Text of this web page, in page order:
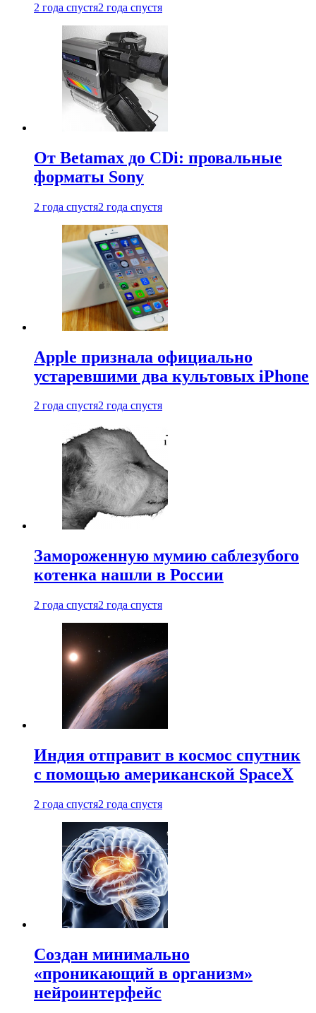
2 года спустя2 года спустя
От Betamax до CDi: провальные
форматы Sony
2 года спустя2 года спустя
Apple признала официально
устаревшими два культовых iPhone
2 года спустя2 года спустя
Замороженную мумию саблезубого
котенка нашли в России
2 года спустя2 года спустя
Индия отправит в космос спутник
с помощью американской SpaceX
2 года спустя2 года спустя
Создан минимально
«проникающий в организм»
нейроинтерфейс